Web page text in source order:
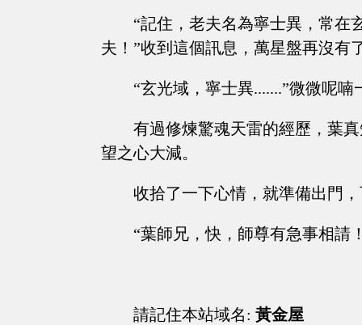
“記住，老夫名為寧士異，常在
夫！”收到這個訊息，萬星盤再沒有
“玄光域，寧士異.......”微微呢
有過修煉驚魂天雷的經歷，葉
望之心大減。
收拾了一下心情，就準備出門
“葉師兄，快，師尊有急事相請
請記住本站域名: 黃金屋